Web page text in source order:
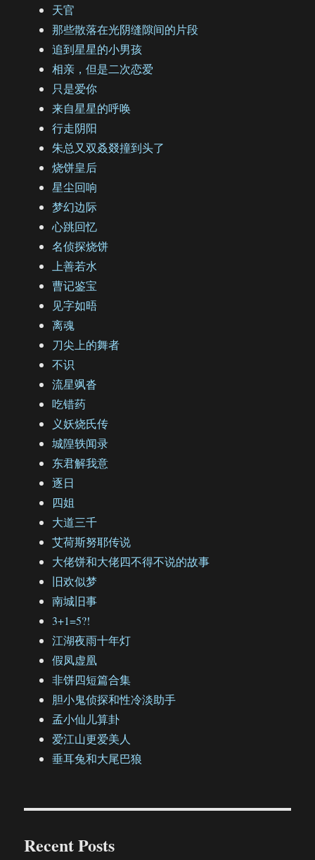
天官
那些散落在光阴缝隙间的片段
追到星星的小男孩
相亲，但是二次恋爱
只是爱你
来自星星的呼唤
行走阴阳
朱总又双叒叕撞到头了
烧饼皇后
星尘回响
梦幻边际
心跳回忆
名侦探烧饼
上善若水
曹记鉴宝
见字如晤
离魂
刀尖上的舞者
不识
流星飒沓
吃错药
义妖烧氏传
城隍轶闻录
东君解我意
逐日
四姐
大道三千
艾荷斯努耶传说
大佬饼和大佬四不得不说的故事
旧欢似梦
南城旧事
3+1=5?!
江湖夜雨十年灯
假凤虚凰
非饼四短篇合集
胆小鬼侦探和性冷淡助手
孟小仙儿算卦
爱江山更爱美人
垂耳兔和大尾巴狼
Recent Posts